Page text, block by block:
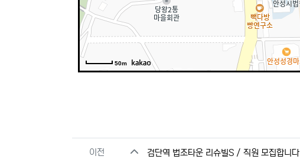
50m
관련자료
이전 검단역 법조타운 리슈빌S / 직원 모집합니다